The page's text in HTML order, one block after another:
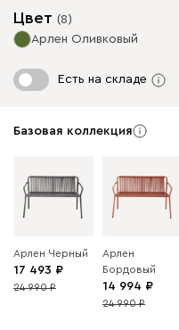
Цвет (8)
Арлен Оливковый
Есть на складе
Базовая коллекция
Арлен Черный
17 493
30
24 990
Арлен
Бордовый
14 994
40
24 990